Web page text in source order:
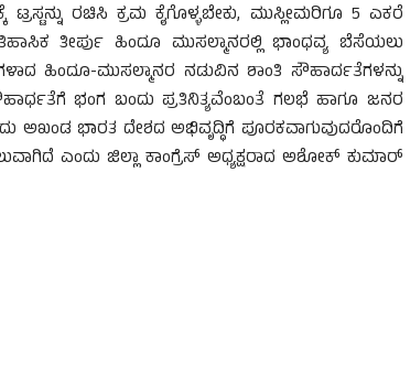
ರಚಿಸಿ ಕ್ರಮ ಕೈಗೊಳ್ಳಬೇಕು, ಮುಸ್ಲೀಮರಿಗೂ 5 ಎಕರೆ
ತೀರ್ಪು ಹಿಂದೂ ಮುಸಲ್ಮಾನರಲ್ಲಿ ಭಾಂಧವ್ಯ ಬೆಸೆಯಲು
ಹಿಂದೂ-ಮುಸಲ್ಮಾನರ ನಡುವಿನ ಶಾಂತಿ ಸೌಹಾರ್ದತೆಗಳನ್ನು
ಭಂಗ ಬಂದು ಪ್ರತಿನಿತ್ಯವೆಂಬಂತೆ ಗಲಭೆ ಹಾಗೂ ಜನರ
ಅಖಂಡ ಭಾರತ ದೇಶದ ಅಭಿವೃದ್ಧಿಗೆ ಪೂರಕವಾಗುವುದರೊಂದಿಗೆ
ಎಂದು ಜಿಲ್ಲಾ ಕಾಂಗ್ರೆಸ್ ಅಧ್ಯಕ್ಷರಾದ ಅಶೋಕ್ ಕುಮಾರ್